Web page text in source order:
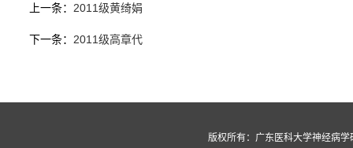
上一条： 2011级黄绮娟
下一条： 2011级高章代
版权所有：广东医科大学神经病